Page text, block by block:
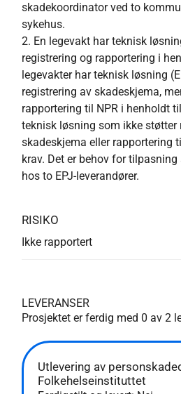
skadekoordinator ved to
sykehus.
2. En legevakt har teknisk
registrering og rapportering i
legevakter har teknisk løsning
registrering av skadeskjema,
rapportering til NPR i henholdt
teknisk løsning som ikke støtter
skadeskjema eller rapportering
krav. Det er behov for
hos to EPJ-leverandører.
RISIKO
Ikke rapportert
LEVERANSER
Prosjektet er ferdig med 0 av2
Utlevering av
Folkehelseinstituttet